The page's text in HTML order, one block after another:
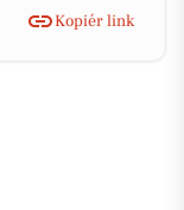
Kopiér link